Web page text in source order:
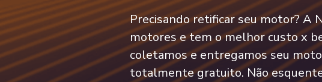
Precisando retificar seu motor? A
motores e tem o melhor custo x
coletamos e entregamos seu
totalmente gratuito. Não esquente